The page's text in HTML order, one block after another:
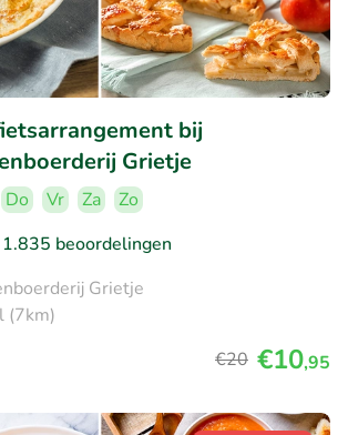
bij
Grietje
Do Vr Za
Zo
1.835 beoordelingen
Grietje
(7km)
€20 €10,95